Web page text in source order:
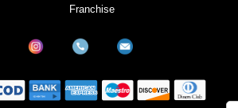
Franchise